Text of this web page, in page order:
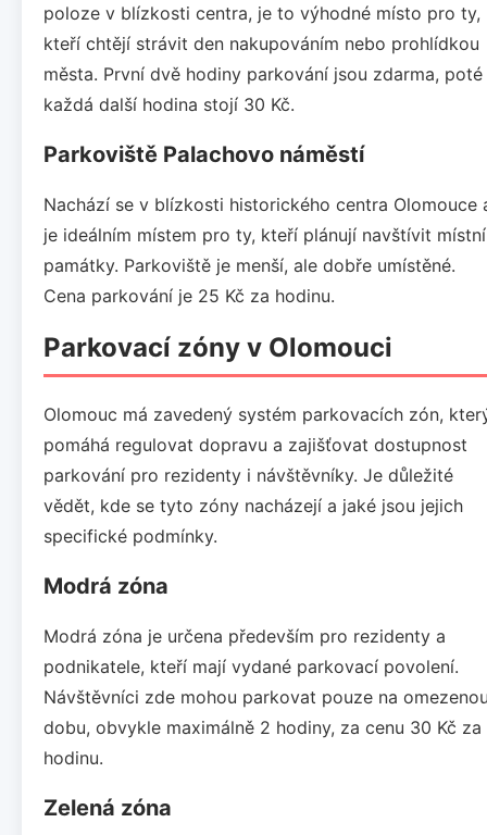
poloze v blízkosti centra, je to výhodné místo pro ty,
kteří chtějí strávit den nakupováním nebo prohlídkou
města. První dvě hodiny parkování jsou zdarma, poté
každá další hodina stojí 30 Kč.
Parkoviště Palachovo náměstí
Nachází se v blízkosti historického centra Olomouce
je ideálním místem pro ty, kteří plánují navštívit místní
památky. Parkoviště je menší, ale dobře umístěné.
Cena parkování je 25 Kč za hodinu.
Parkovací zóny v Olomouci
Olomouc má zavedený systém parkovacích zón,
pomáhá regulovat dopravu a zajišťovat dostupnost
parkování pro rezidenty i návštěvníky. Je důležité
vědět, kde se tyto zóny nacházejí a jaké jsou jejich
specifické podmínky.
Modrá zóna
Modrá zóna je určena především pro rezidenty a
podnikatele, kteří mají vydané parkovací povolení.
Návštěvníci zde mohou parkovat pouze na
dobu, obvykle maximálně 2 hodiny, za cenu 30 Kč za
hodinu.
Zelená zóna